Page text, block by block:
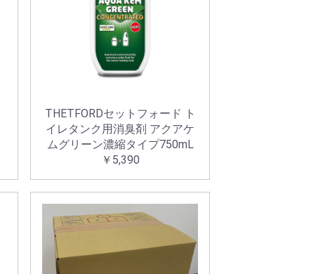
THETFORDセットフォード ト
イレタンク用消臭剤 アクアケ
ムグリーン濃縮タイプ750mL
￥5,390